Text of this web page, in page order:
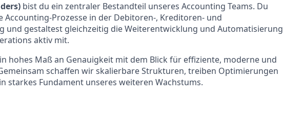
bist du ein zentraler Bestandteil unseres Accounting Teams. Du
Prozesse in der Debitoren-, Kreditoren- und
und gestaltest gleichzeitig die Weiterentwicklung und Automatisierung
aktiv mit.
hohes Maß an Genauigkeit mit dem Blick für effiziente, moderne und
schaffen wir skalierbare Strukturen, treiben Optimierungen
starkes Fundament unseres weiteren Wachstums.